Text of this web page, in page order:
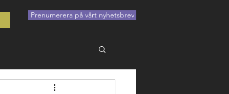
Prenumerera på vårt nyhetsbrev